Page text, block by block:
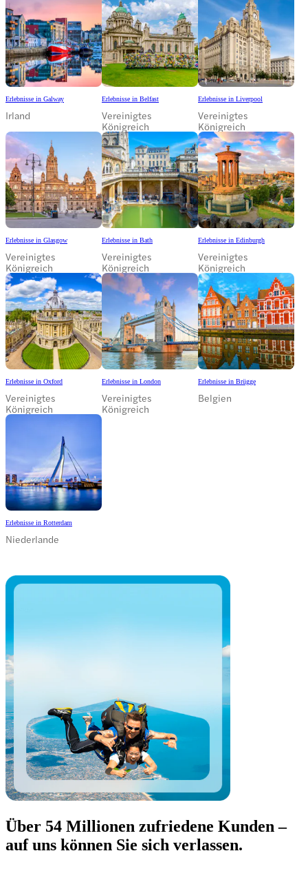
Erlebnisse in Galway
Irland
Erlebnisse in Belfast
Vereinigtes
Königreich
Erlebnisse in Liverpool
Vereinigtes
Königreich
Erlebnisse in Glasgow
Vereinigtes
Königreich
Erlebnisse in Bath
Vereinigtes
Königreich
Erlebnisse in Edinburgh
Vereinigtes
Königreich
Erlebnisse in Oxford
Vereinigtes
Königreich
Erlebnisse in London
Vereinigtes
Königreich
Erlebnisse in Brügge
Belgien
Erlebnisse in Rotterdam
Niederlande
Über 54 Millionen zufriedene Kunden –
auf uns können Sie sich verlassen.